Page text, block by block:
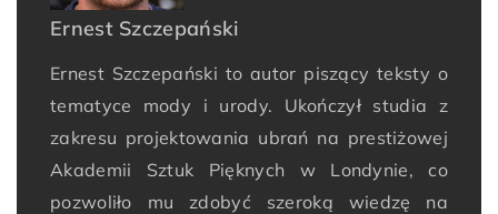
Ernest Szczepański
Ernest Szczepański to autor piszący teksty o
tematyce mody i urody. Ukończył studia z
zakresu projektowania ubrań na prestiżowej
Akademii Sztuk Pięknych w Londynie, co
pozwoliło mu zdobyć szeroką wiedzę na